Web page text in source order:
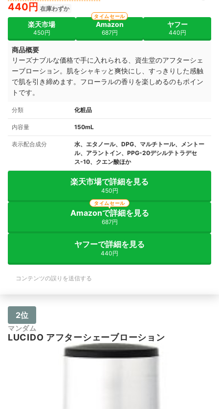
440円 在庫わずか
楽天市場
450円
Amazon
687円
タイムセール
ヤフー
440円
商品概要
リーズナブルな価格で手に入れられる、資生堂のアフターシェ
ーブローション。肌をシャキッと爽快にし、すっきりした感触
で肌を引き締めます。フローラルの香りを楽しめるのもポイン
トです。
分類 化粧品
内容量 150mL
表示配合成分
水、エタノール、DPG、マルチトール、メントー
ル、アラントイン、PPG-20デシルテトラデセ
ス-10、クエン酸ほか
楽天市場で詳細を見る
450円
Amazonで詳細を見る
687円
タイムセール
ヤフーで詳細を見る
440円
コンテンツの誤りを送信する
2位
マンダム
LUCIDO アフターシェーブローション